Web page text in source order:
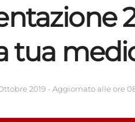
tua
2019 - Aggiornato alle ore